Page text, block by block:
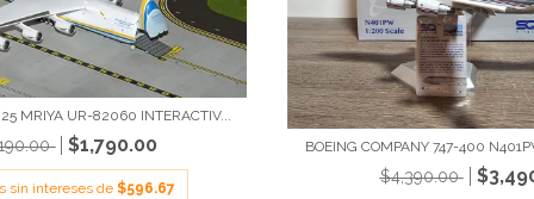
MRIYA UR-82060 INTERACTIV...
$1,790.00
sin intereses de $596.67
BOEING COMPANY 747-400
$4,390.00